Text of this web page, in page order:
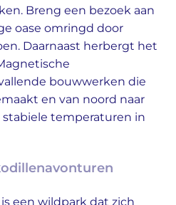
Breng een bezoek aan
oase omringd door
Daarnaast herbergt het
bouwwerken die
en van noord naar
temperaturen in
een wildpark dat zich